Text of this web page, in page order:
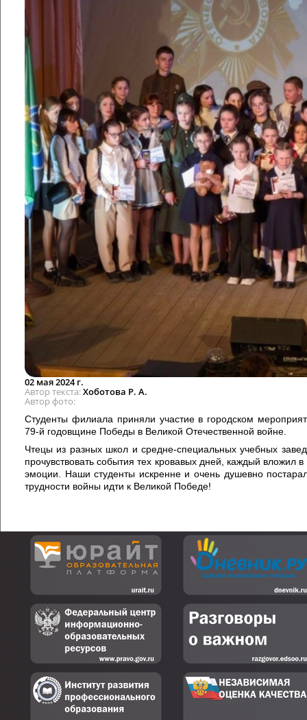
02 мая 2024 г.
Автор текста Хоботова Р. А.
Автор фото
Студенты филиала приняли участие в городском
79-й годовщине Победы в Великой Отечественной войне.
Чтецы из разных школ и средне-специальных учебных
прочувствовать события тех кровавых дней, каждый
эмоции. Наши студенты искренне и очень душевно
трудности войны идти к Великой Победе!